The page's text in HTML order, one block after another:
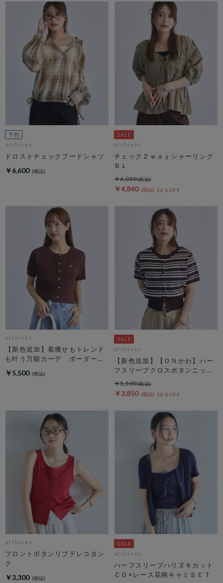
archives
ドロストチェックフードシャツ
￥6,600
archives
チェック２ｗａｙシャーリング
ＢＬ
￥4,840 20％OFF
￥6,050
archives
【新色追加】着痩せもトレンド
も叶う万能カーデ ボーダーア
ニットカーディガン
￥5,500
archives
【新色追加】【ＯＮかわ】ハー
フスリーブクロスボタンニット
カーディガン
￥3,850 30％OFF
￥5,500
archives
フロントボタンリブテレコタン
ク
￥3,300
archives
ハーフスリーブハリヌキカット
ＣＤ×レース花柄キャミＳＥＴ